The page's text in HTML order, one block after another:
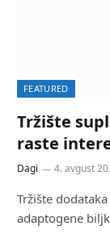
FEATURED
Tržište
raste
Dagi 4. avgust
Tržište
adaptogene